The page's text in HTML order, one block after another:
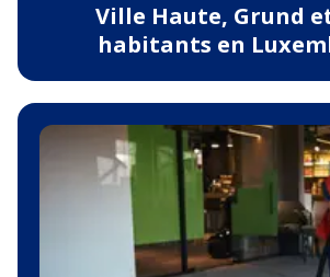
Ville Haute, Grund
habitants en